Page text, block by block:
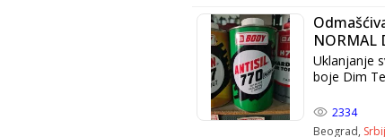
NORMAL
Uklanjanje
boje Dim
2334
Beograd,